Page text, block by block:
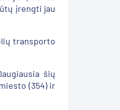
įrengti jau
transporto
šių
(354) ir